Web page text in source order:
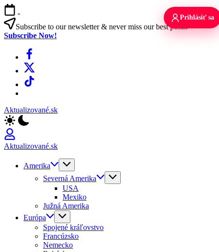
Skip
to
content
-
Subscribe to our newsletter & never miss our best posts.
Subscribe Now!
Facebook
X
TikTok
Aktualizované.sk
Aktualizované.sk
Amerika
Severná Amerika
USA
Mexiko
Južná Amerika
Európa
Spojené kráľovstvo
Francúzsko
Nemecko
Prihlásiť sa